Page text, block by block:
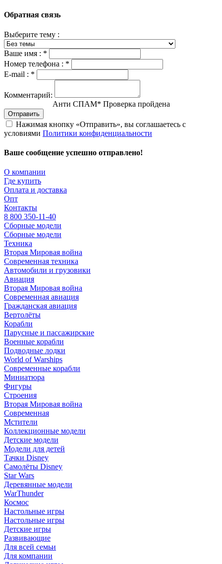
Обратная связь
Выберите тему :
Ваше имя : *
Номер телефона : *
E-mail : *
Комментарий:
Анти СПАМ* Проверка пройдена
Отправить
Нажимая кнопку «Отправить», вы соглашаетесь с
условиями Политики конфиденциальности
Ваше сообщение успешно отправлено!
О компании
Где купить
Оплата и доставка
Опт
Контакты
8 800 350-11-40
Сборные модели
Сборные модели
Техника
Вторая Мировая война
Современная техника
Автомобили и грузовики
Авиация
Вторая Мировая война
Современная авиация
Гражданская авиация
Вертолёты
Корабли
Парусные и пассажирские
Военные корабли
Подводные лодки
World of Warships
Современные корабли
Миниатюра
Фигуры
Строения
Вторая Мировая война
Современная
Мстители
Коллекционные модели
Детские модели
Модели для детей
Тачки Disney
Самолёты Disney
Star Wars
Деревянные модели
WarThunder
Космос
Настольные игры
Настольные игры
Детские игры
Развивающие
Для всей семьи
Для компании